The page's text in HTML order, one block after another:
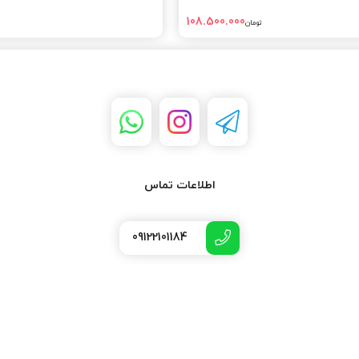
تومان108.500.000
اطلاعات تماس
09122101184